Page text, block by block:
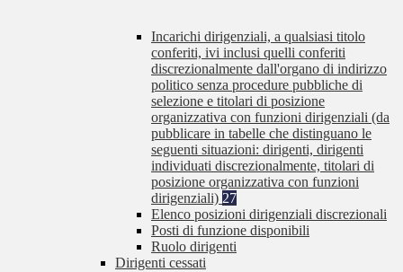
Incarichi dirigenziali, a qualsiasi titolo
conferiti, ivi inclusi quelli conferiti
discrezionalmente dall'organo di indirizzo
politico senza procedure pubbliche di
selezione e titolari di posizione
organizzativa con funzioni dirigenziali (da
pubblicare in tabelle che distinguano le
seguenti situazioni: dirigenti, dirigenti
individuati discrezionalmente, titolari di
posizione organizzativa con funzioni
dirigenziali) 27
Elenco posizioni dirigenziali discrezionali
Posti di funzione disponibili
Ruolo dirigenti
Dirigenti cessati